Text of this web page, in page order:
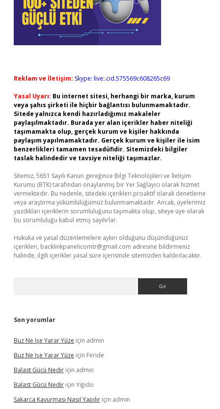
Reklam ve İletişim: Skype: live:.cid.575569c608265c69
Yasal Uyarı: Bu internet sitesi, herhangi bir marka, kurum
veya şahıs şirketi ile hiçbir bağlantısı bulunmamaktadır.
Sitede yalnızca kendi hazırladığımız makaleler
paylaşılmaktadır. Burada yer alan içerikler haber niteliği
taşımamakta olup, gerçek kurum ve kişiler hakkında
paylaşım yapılmamaktadır. Gerçek kurum ve kişiler ile isim
benzerlikleri tamamen tesadüfidir. Sitemizdeki bilgiler
taslak halindedir ve tavsiye niteliği taşımazlar.
Sitemiz, 5651 Sayılı Kanun gereğince Bilgi Teknolojileri ve İletişim
Kurumu (BTK) tarafından onaylanmış bir Yer Sağlayıcı olarak hizmet
vermektedir. Bu nedenle, sitedeki içerikleri proaktif olarak denetleme
veya araştırma yükümlülüğümüz bulunmamaktadır. Ancak, üyelerimiz
yazdıkları içeriklerin sorumluluğunu taşımakta olup, siteye üye olarak
bu sorumluluğu kabul etmiş sayılırlar.
Hukuka ve yasal düzenlemelere aykırı olduğunu düşündüğünüz
içerikleri, backlinkpanelicomtr@gmail.com adresine bildirmeniz
halinde, ilgili içerikler yasal süre içerisinde sitemizden kaldırılacaktır.
Son yorumlar
Buz Ne Işe Yarar Yüze için admin
Buz Ne Işe Yarar Yüze için Feride
Balast Gücü Nedir için admin
Balast Gücü Nedir için Yiğido
Sakarca Kavurması Nasıl Yapılır için admin